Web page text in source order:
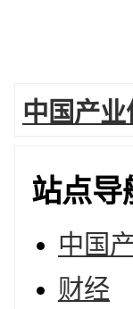
中国产业
站点导
中国
财经